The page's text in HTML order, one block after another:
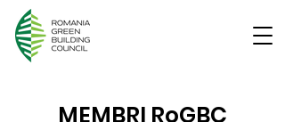
MEMBRI RoGBC